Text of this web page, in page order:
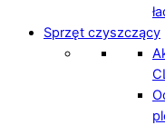
Sprzęt czyszczący